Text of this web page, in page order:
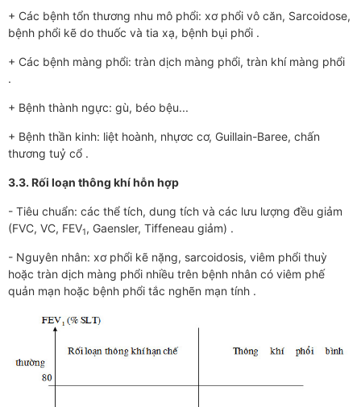
+ Các bệnh tổn thương nhu mô phổi: xơ phổi vô căn, Sarcoidose,
bệnh phổi kẽ do thuốc và tia xạ, bệnh bụi phổi .
+ Các bệnh màng phổi: tràn dịch màng phổi, tràn khí màng phổi
.
+ Bệnh thành ngực: gù, béo bệu...
+ Bệnh thần kinh: liệt hoành, nhựơc cơ, Guillain-Baree, chấn
thương tuỷ cổ .
3.3. Rối loạn thông khí hỗn hợp
- Tiêu chuẩn: các thể tích, dung tích và các lưu lượng đều giảm
(FVC, VC, FEV1, Gaensler, Tiffeneau giảm) .
- Nguyên nhân: xơ phổi kẽ nặng, sarcoidosis, viêm phổi thuỳ
hoặc tràn dịch màng phổi nhiều trên bệnh nhân có viêm phế
quản mạn hoặc bệnh phổi tắc nghẽn mạn tính .